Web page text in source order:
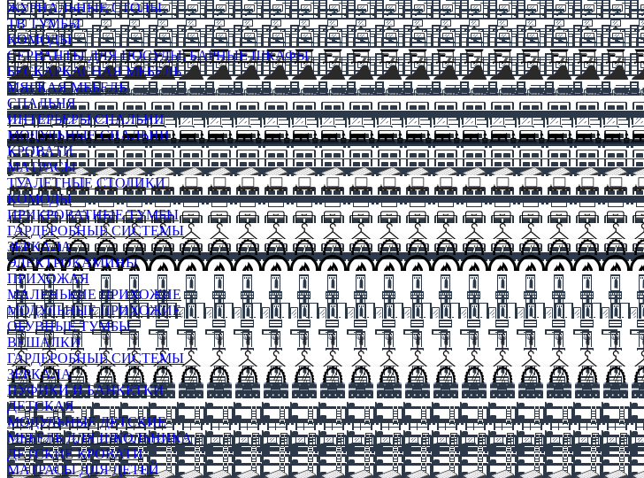
ЖУРНАЛЬНЫЕ СТОЛЫ
ТВ ТУМБЫ
КОМОДЫ
СЕРВАНТЫ ДЛЯ ПОСУДЫ, БАРНЫЕ ШКАФЫ
БЕСКАРКАСНАЯ МЕБЕЛЬ
МЯГКАЯ МЕБЕЛЬ
СПАЛЬНЯ
ИНТЕРЬЕРЫ СПАЛЬНИ
МОДУЛЬНЫЕ СПАЛЬНИ
КРОВАТИ
МАТРАСЫ
ТУАЛЕТНЫЕ СТОЛИКИ
КОМОДЫ
ПРИКРОВАТНЫЕ ТУМБЫ
ГАРДЕРОБНЫЕ СИСТЕМЫ
ЗЕРКАЛА
ЭЛЕКТРОКАМИНЫ
ПРИХОЖАЯ
МАЛЕНЬКИЕ ПРИХОЖИЕ
МОДУЛЬНЫЕ ПРИХОЖИЕ
ОБУВНЫЕ ТУМБЫ
ВЕШАЛКИ
ГАРДЕРОБНЫЕ СИСТЕМЫ
ЗЕРКАЛА
ПУФИКИ И БАНКЕТКИ
ДЕТСКАЯ
МОДУЛЬНЫЕ ДЕТСКИЕ
МЕБЕЛЬ ДЛЯ ШКОЛЬНИКА
ДЕТСКИЕ КРОВАТИ
МАТРАСЫ ДЛЯ ДЕТЕЙ